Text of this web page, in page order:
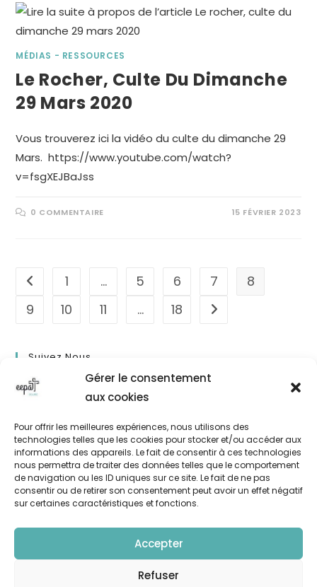
Gérer le consentement
aux cookies
Pour offrir les meilleures expériences, nous utilisons des
technologies telles que les cookies pour stocker et/ou accéder aux
informations des appareils. Le fait de consentir à ces technologies
nous permettra de traiter des données telles que le comportement
de navigation ou les ID uniques sur ce site. Le fait de ne pas
consentir ou de retirer son consentement peut avoir un effet négatif
sur certaines caractéristiques et fonctions.
Accepter
Refuser
MÉDIAS - RESSOURCES
Le Rocher, Culte Du Dimanche
29 Mars 2020
Vous trouverez ici la vidéo du culte du dimanche 29
Mars. https://www.youtube.com/watch?
v=fsgXEJBaJss
0 COMMENTAIRE 15 FÉVRIER 2023
Go to the previous page
1 … 5 6 7
8
9
10 11 … 18 Aller à la page
Suivez Nous
L’EEPA